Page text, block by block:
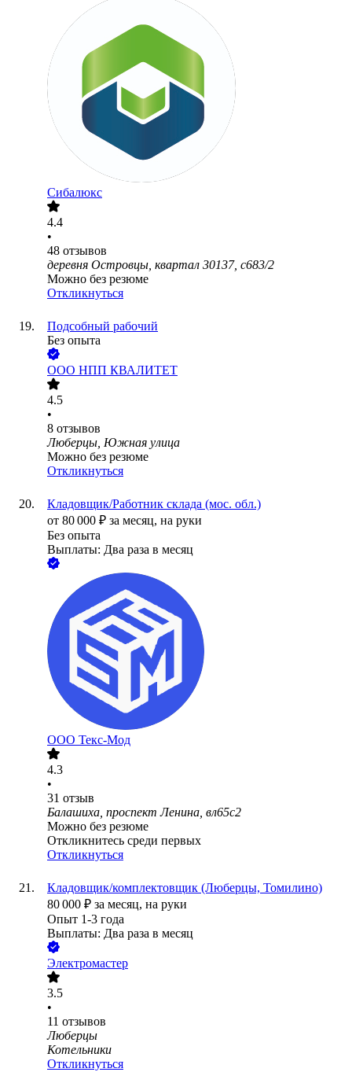
Сибалюкс
4.4
•
48 отзывов
деревня Островцы, квартал 30137, с683/2
Можно без резюме
Откликнуться
Подсобный рабочий
Без опыта
ООО НПП КВАЛИТЕТ
4.5
•
8 отзывов
Люберцы, Южная улица
Можно без резюме
Откликнуться
Кладовщик/Работник склада (мос. обл.)
от 80 000 ₽ за месяц, на руки
Без опыта
Выплаты: Два раза в месяц
ООО Текс-Мод
4.3
•
31 отзыв
Балашиха, проспект Ленина, вл65с2
Можно без резюме
Откликнитесь среди первых
Откликнуться
Кладовщик/комплектовщик (Люберцы, Томилино)
80 000 ₽ за месяц, на руки
Опыт 1-3 года
Выплаты: Два раза в месяц
Электромастер
3.5
•
11 отзывов
Люберцы
Котельники
Откликнуться